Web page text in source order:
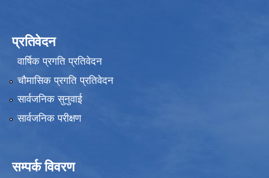
प्रतिवेदन
वार्षिक प्रगति प्रतिवेदन
चौमासिक प्रगति प्रतिवेदन
सार्वजनिक सुनुवाई
सार्वजनिक परीक्षण
सम्पर्क विवरण